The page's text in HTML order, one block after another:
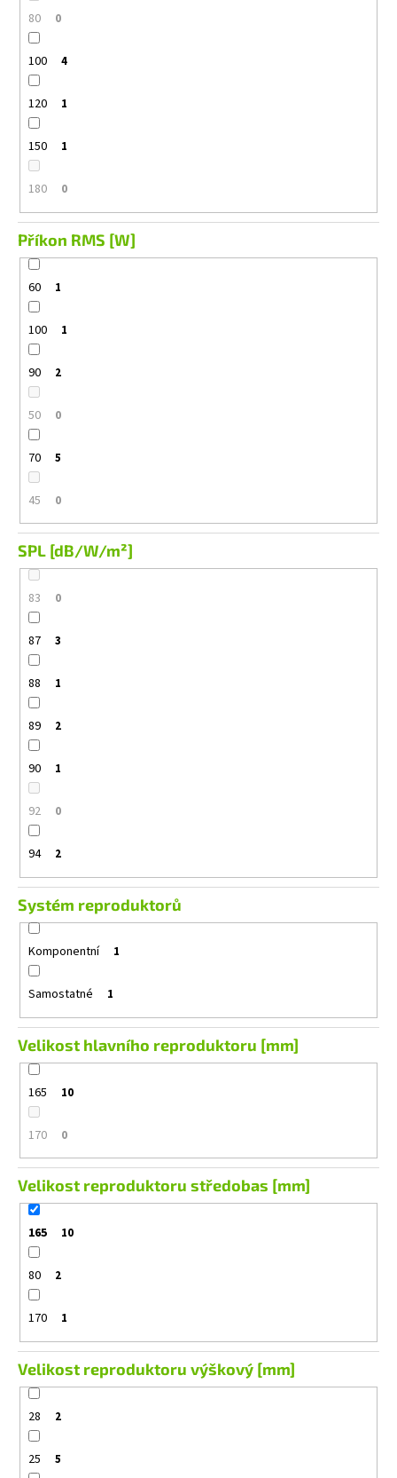
80 0
100 4
120 1
150 1
180 0
Příkon RMS [W]
60 1
100 1
90 2
50 0
70 5
45 0
SPL [dB/W/m²]
83 0
87 3
88 1
89 2
90 1
92 0
94 2
Systém reproduktorů
Komponentní 1
Samostatné 1
Velikost hlavního reproduktoru [mm]
165 10
170 0
Velikost reproduktoru středobas [mm]
165 10
80 2
170 1
Velikost reproduktoru výškový [mm]
28 2
25 5